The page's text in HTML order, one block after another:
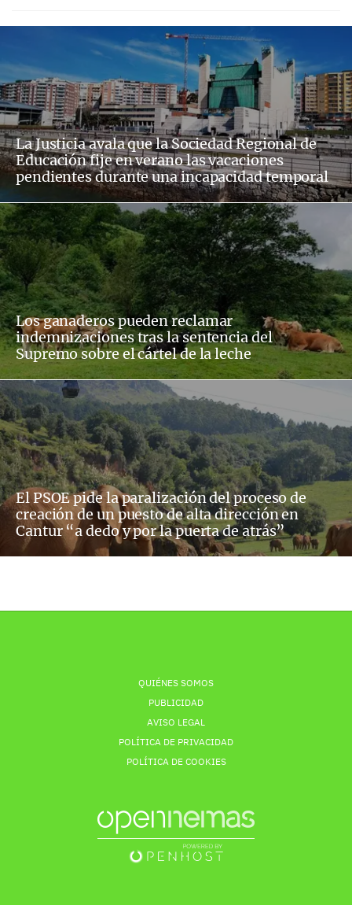
La Justicia avala que la Sociedad Regional de
Educación fije en verano las vacaciones
pendientes durante una incapacidad temporal
Los ganaderos pueden reclamar
indemnizaciones tras la sentencia del
Supremo sobre el cártel de la leche
El PSOE pide la paralización del proceso de
creación de un puesto de alta dirección en
Cantur “a dedo y por la puerta de atrás”
QUIÉNES SOMOS
PUBLICIDAD
AVISO LEGAL
POLÍTICA DE PRIVACIDAD
POLÍTICA DE COOKIES